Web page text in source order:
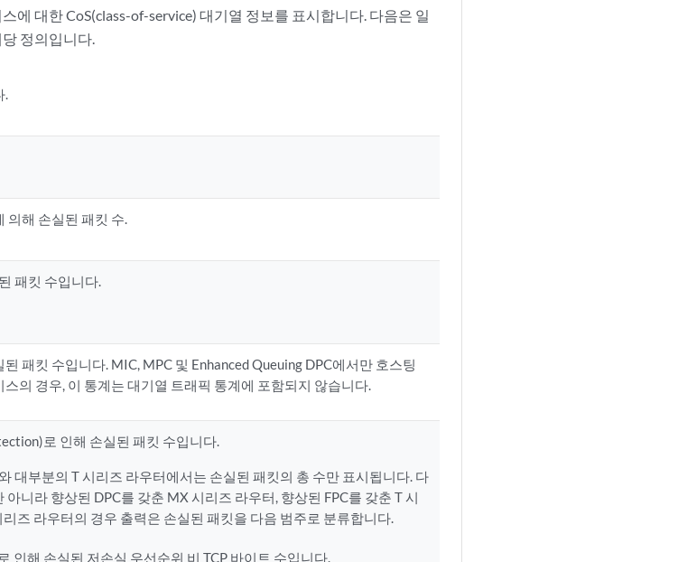
에 대한 CoS(class-of-service) 대기열 정보를 표시합니다. 다음은 일
정의입니다.
.
의해 손실된 패킷 수.
패킷 수입니다.
패킷 수입니다. MIC, MPC 및 Enhanced Queuing DPC에서만 호스팅
의 경우, 이 통계는 대기열 트래픽 통계에 포함되지 않습니다.
로 인해 손실된 패킷 수입니다.
대부분의 T 시리즈 라우터에서는 손실된 패킷의 총 수만 표시됩니다. 다
니라 향상된 DPC를 갖춘 MX 시리즈 라우터, 향상된 FPC를 갖춘 T 시
즈 라우터의 경우 출력은 손실된 패킷을 다음 범주로 분류합니다.
인해 손실된 저손실 우선순위 비 TCP 바이트 수입니다.